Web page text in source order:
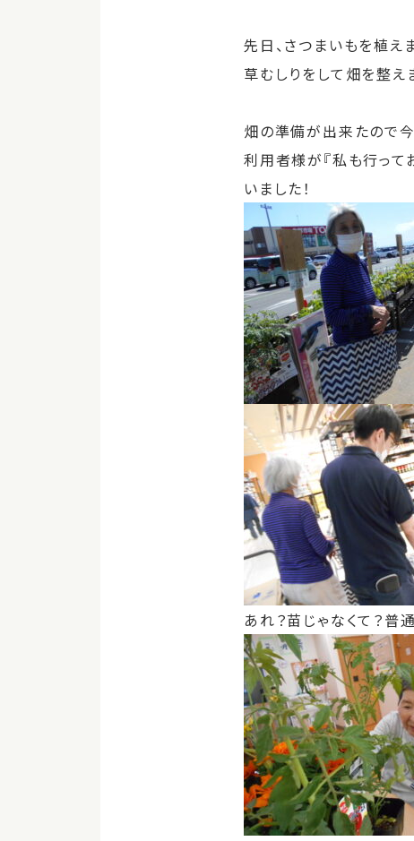
先日、さつまいもを植え
草むしりをして畑を整え
畑の準備が出来たので
利用者様が『私も行って
いました！
あれ？苗じゃなくて？普